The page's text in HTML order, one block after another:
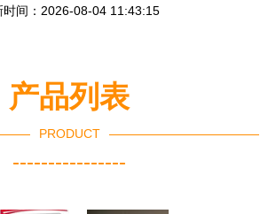
时间：2026-08-04 11:43:15
产品列表
PRODUCT
----------------